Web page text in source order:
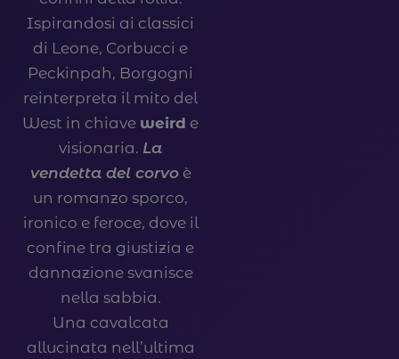
Ispirandosi ai classici
di Leone, Corbucci e
Peckinpah, Borgogni
reinterpreta il mito del
West in chiave weird e
visionaria. La
vendetta del corvoè
un romanzo sporco,
ironico e feroce, dove il
confine tra giustizia e
dannazione svanisce
nella sabbia.
Una cavalcata
allucinata nell’ultima